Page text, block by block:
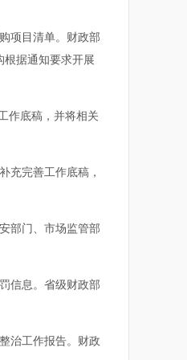
项目清单。财政部
根据通知要求开展
作底稿，并将相关
完善工作底稿，
部门、市场监管部
信息。省级财政部
治工作报告。财政